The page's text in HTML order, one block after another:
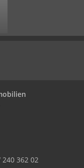
240 362 02